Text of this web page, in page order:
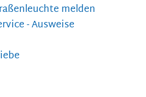
melden
- Ausweise